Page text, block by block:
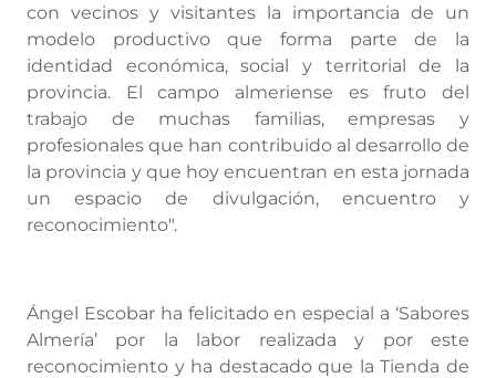
con vecinos y visitantes la importancia de un
modelo productivo que forma parte de la
identidad económica, social y territorial de la
provincia. El campo almeriense es fruto del
trabajo de muchas familias, empresas y
profesionales que han contribuido al desarrollo de
la provincia y que hoy encuentran en esta jornada
un espacio de divulgación, encuentro y
reconocimiento".
Ángel Escobar ha felicitado en especial a ‘Sabores
Almería’ por la labor realizada y por este
reconocimiento y ha destacado que la Tienda de